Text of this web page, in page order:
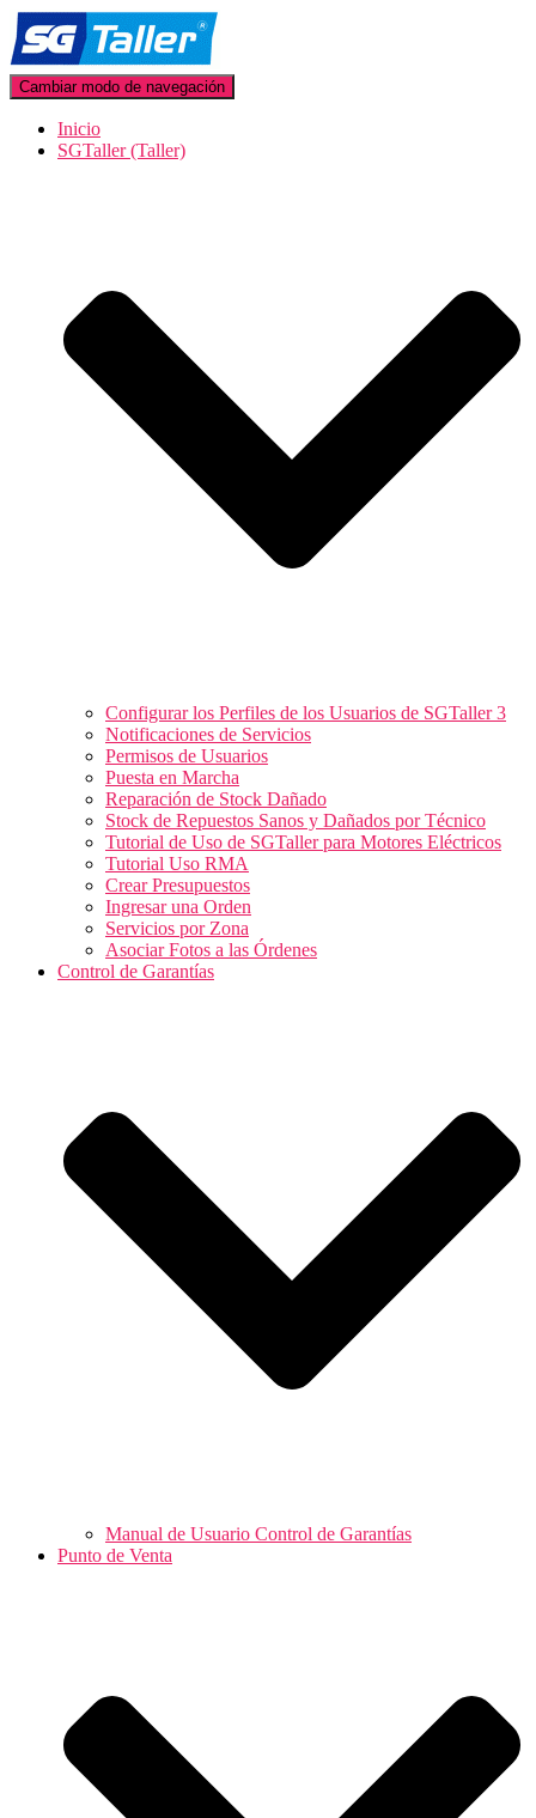
Cambiar modo de navegación
Inicio
SGTaller (Taller)
Configurar los Perfiles de los Usuarios de SGTaller 3
Notificaciones de Servicios
Permisos de Usuarios
Puesta en Marcha
Reparación de Stock Dañado
Stock de Repuestos Sanos y Dañados por Técnico
Tutorial de Uso de SGTaller para Motores Eléctricos
Tutorial Uso RMA
Crear Presupuestos
Ingresar una Orden
Servicios por Zona
Asociar Fotos a las Órdenes
Control de Garantías
Manual de Usuario Control de Garantías
Punto de Venta